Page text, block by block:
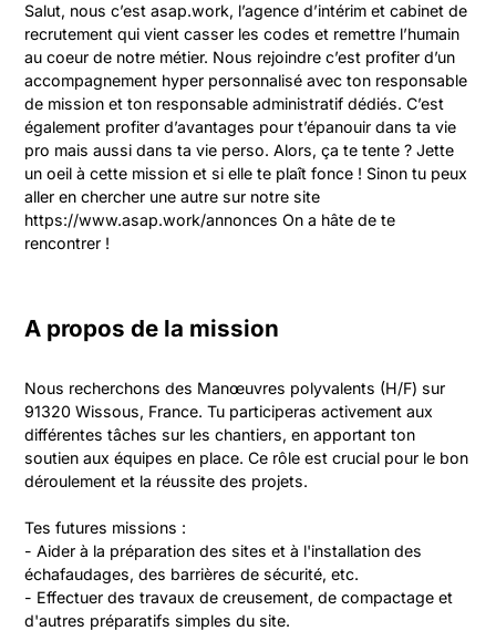
Salut, nous c’est asap.work, l’agence d’intérim et cabinet de
recrutement qui vient casser les codes et remettre l’humain
au coeur de notre métier. Nous rejoindre c’est profiter d’un
accompagnement hyper personnalisé avec ton responsable
de mission et ton responsable administratif dédiés. C’est
également profiter d’avantages pour t’épanouir dans ta vie
pro mais aussi dans ta vie perso. Alors, ça te tente ? Jette
un oeil à cette mission et si elle te plaît fonce ! Sinon tu peux
aller en chercher une autre sur notre site
https://www.asap.work/annonces On a hâte de te
rencontrer !
A propos de la mission
Nous recherchons des Manœuvres polyvalents (H/F) sur
91320 Wissous, France. Tu participeras activement aux
différentes tâches sur les chantiers, en apportant ton
soutien aux équipes en place. Ce rôle est crucial pour le bon
déroulement et la réussite des projets.
Tes futures missions :
- Aider à la préparation des sites et à l'installation des
échafaudages, des barrières de sécurité, etc.
- Effectuer des travaux de creusement, de compactage et
d'autres préparatifs simples du site.